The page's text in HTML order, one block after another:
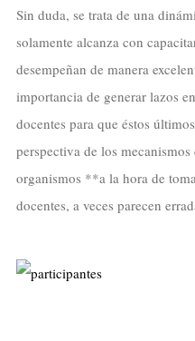
Sin duda, se trata de una
solamente alcanza con
desempeñan de manera
importancia de generar lazos
docentes para que éstos
perspectiva de los mecanismos
organismos **a la hora de
docentes, a veces parecen